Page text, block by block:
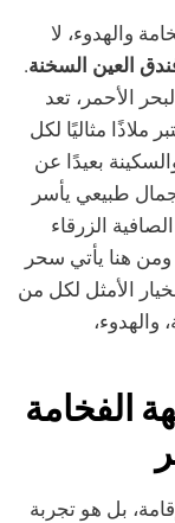
والهدوء، لا
العين السخنة.
الأحمر، تعد
مثاليًا لكل
بعيدًا عن
طبيعي يأسر
الزرقاء
هنا يأتي سحر
الأمثل لكل من
الفخامة
بل هو تجربة